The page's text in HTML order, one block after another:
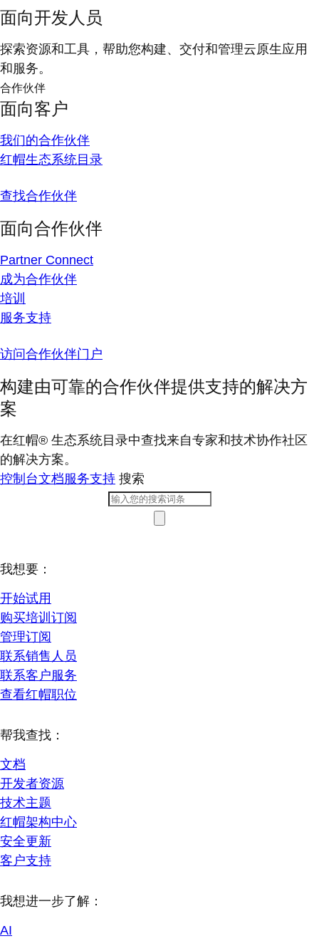
面向开发人员
探索资源和工具，帮助您构建、交付和管理云原生应用
和服务。
合作伙伴
面向客户
我们的合作伙伴
红帽生态系统目录
查找合作伙伴
面向合作伙伴
Partner Connect
成为合作伙伴
培训
服务支持
访问合作伙伴门户
构建由可靠的合作伙伴提供支持的解决方
案
在红帽® 生态系统目录中查找来自专家和技术协作社区
的解决方案。
控制台文档服务支持 搜索
我想要：
开始试用
购买培训订阅
管理订阅
联系销售人员
联系客户服务
查看红帽职位
帮我查找：
文档
开发者资源
技术主题
红帽架构中心
安全更新
客户支持
我想进一步了解：
AI